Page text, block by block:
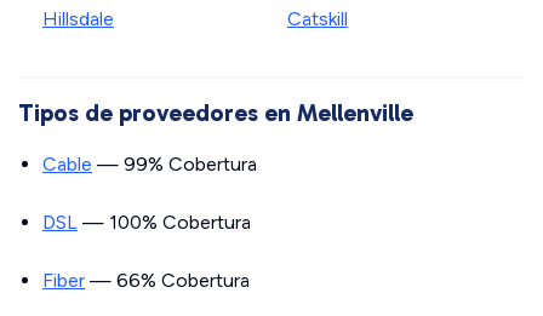
Hillsdale Catskill
Tipos de proveedores en Mellenville
Cable — 99% Cobertura
DSL — 100% Cobertura
Fiber — 66% Cobertura